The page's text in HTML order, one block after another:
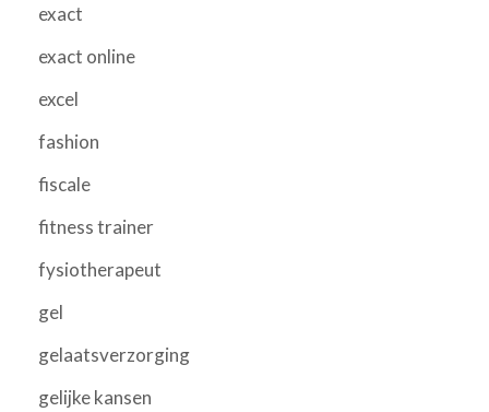
exact
exact online
excel
fashion
fiscale
fitness trainer
fysiotherapeut
gel
gelaatsverzorging
gelijke kansen